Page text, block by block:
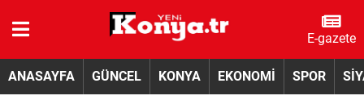
E-gazete
ANASAYFA GÜNCEL KONYA EKONOMİ SPOR